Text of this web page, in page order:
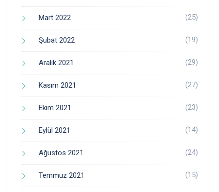
Mart 2022 (25)
Şubat 2022 (19)
Aralık 2021 (29)
Kasım 2021 (27)
Ekim 2021 (23)
Eylül 2021 (14)
Ağustos 2021 (24)
Temmuz 2021 (15)